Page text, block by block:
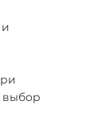
выбор